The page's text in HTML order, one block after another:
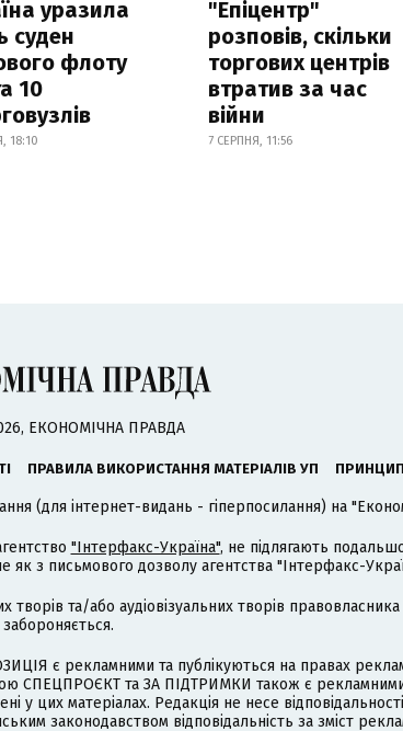
уразила
суден
флоту
10
18:10
"Епіцентр"
розповів, скільки
торгових центрів
втратив за час
війни
7 СЕРПНЯ, 11:56
ЕКОНОМІЧНА ПРАВДА
ПРАВИЛА ВИКОРИСТАННЯ МАТЕРІАЛІВ УП
(для інтернет-видань - гіперпосилання) на
"Інтерфакс-Україна", не підлягають
з письмового дозволу агентства "Інтерфакс-
та/або аудіовізуальних творів
забороняється.
є рекламними та публікуються на правах
СПЕЦПРОЄКТ та ЗА ПІДТРИМКИ також є
у цих матеріалах. Редакція не несе
законодавством відповідальність за зміст